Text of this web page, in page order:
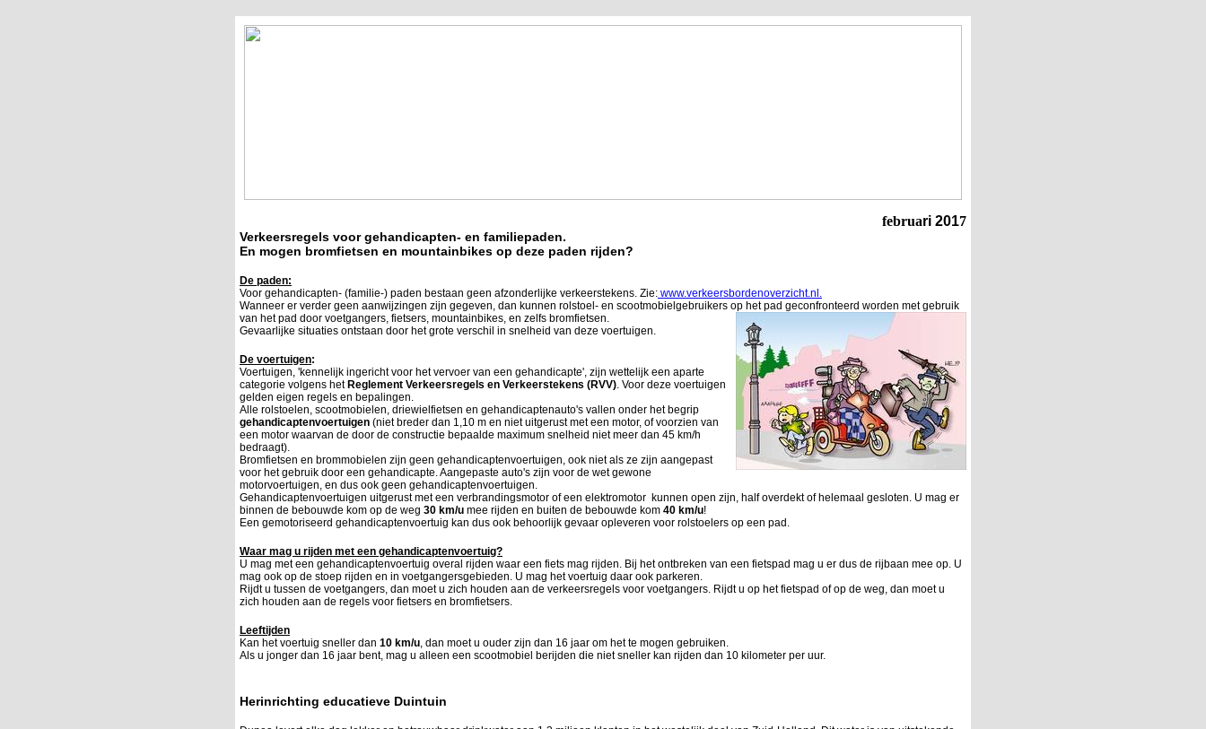
februari 2017
Verkeersregels voor gehandicapten- en familiepaden.
En mogen bromfietsen en mountainbikes op deze paden rijden?
De paden:
Voor gehandicapten- (familie-) paden bestaan geen afzonderlijke verkeerstekens. Zie: www.verkeersbordenoverzicht.nl.
Wanneer er verder geen aanwijzingen zijn gegeven, dan kunnen rolstoel- en scootmobielgebruikers op het pad geconfronteerd worden met gebruik
van het pad door voetgangers, fietsers, mountainbikes, en zelfs bromfietsen.
Gevaarlijke situaties ontstaan door het grote verschil in snelheid van deze voertuigen.
De voertuigen:
Voertuigen, 'kennelijk ingericht voor het vervoer van een gehandicapte', zijn wettelijk een aparte
categorie volgens het Reglement Verkeersregels en Verkeerstekens (RVV). Voor deze voertuigen
gelden eigen regels en bepalingen.
Alle rolstoelen, scootmobielen, driewielfietsen en gehandicaptenauto's vallen onder het begrip
gehandicaptenvoertuigen (niet breder dan 1,10 m en niet uitgerust met een motor, of voorzien van
een motor waarvan de door de constructie bepaalde maximum snelheid niet meer dan 45 km/h
bedraagt).
Bromfietsen en brommobielen zijn geen gehandicaptenvoertuigen, ook niet als ze zijn aangepast
voor het gebruik door een gehandicapte. Aangepaste auto's zijn voor de wet gewone
motorvoertuigen, en dus ook geen gehandicaptenvoertuigen.
Gehandicaptenvoertuigen uitgerust met een verbrandingsmotor of een elektromotor kunnen open zijn, half overdekt of helemaal gesloten. U mag er
binnen de bebouwde kom op de weg 30 km/u mee rijden en buiten de bebouwde kom 40 km/u!
Een gemotoriseerd gehandicaptenvoertuig kan dus ook behoorlijk gevaar opleveren voor rolstoelers op een pad.
Waar mag u rijden met een gehandicaptenvoertuig?
U mag met een gehandicaptenvoertuig overal rijden waar een fiets mag rijden. Bij het ontbreken van een fietspad mag u er dus de rijbaan mee op. U
mag ook op de stoep rijden en in voetgangersgebieden. U mag het voertuig daar ook parkeren.
Rijdt u tussen de voetgangers, dan moet u zich houden aan de verkeersregels voor voetgangers. Rijdt u op het fietspad of op de weg, dan moet u
zich houden aan de regels voor fietsers en bromfietsers.
Leeftijden
Kan het voertuig sneller dan 10 km/u, dan moet u ouder zijn dan 16 jaar om het te mogen gebruiken.
Als u jonger dan 16 jaar bent, mag u alleen een scootmobiel berijden die niet sneller kan rijden dan 10 kilometer per uur.
Herinrichting educatieve Duintuin